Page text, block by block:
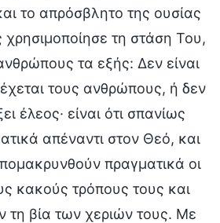
το απρόσβλητο της ουσίας
τη στάση Του,
τα εξής: Δεν είναι
τους ανθρώπους, ή δεν
έλεος· είναι ότι σπανίως
απέναντι στον Θεό, και
πραγματικά οι
κακούς τρόπους τους και
τη βία των χεριών τους. Με